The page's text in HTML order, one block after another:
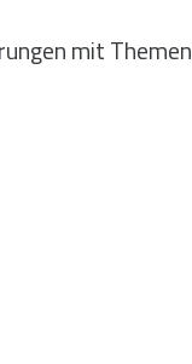
mit Themen